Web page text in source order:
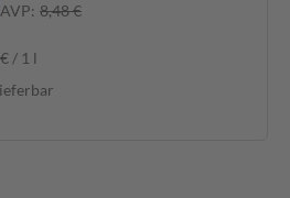
AVP: 8,48 €
/ 1 l